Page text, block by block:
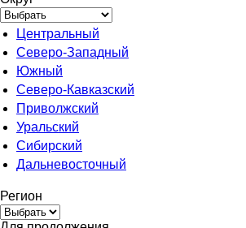
Центральный
Северо-Западный
Южный
Северо-Кавказский
Приволжский
Уральский
Сибирский
Дальневосточный
Регион